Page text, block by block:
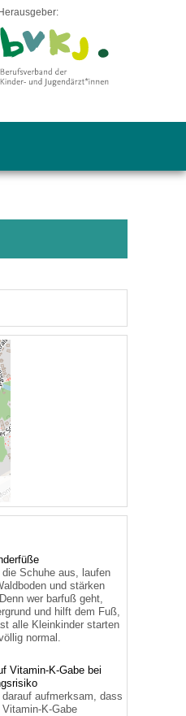
Herausgeber:
Schuhe aus, laufen
und stärken
wer barfuß geht,
und hilft dem Fuß,
alle Kleinkinder starten
normal.
Vitamin-K-Gabe bei
aufmerksam, dass
K-Gabe